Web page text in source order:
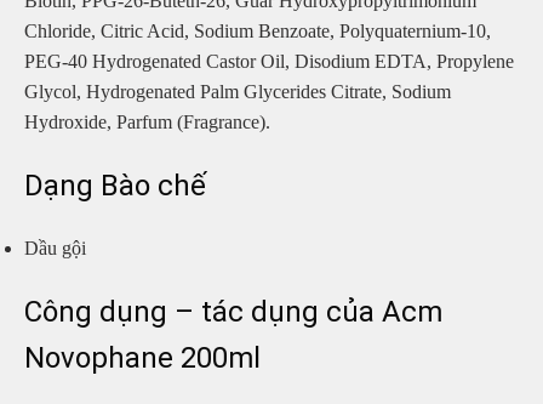
Chloride, Citric Acid, Sodium Benzoate, Polyquaternium-10,
PEG-40 Hydrogenated Castor Oil, Disodium EDTA, Propylene
Glycol, Hydrogenated Palm Glycerides Citrate, Sodium
Hydroxide, Parfum (Fragrance).
Dạng Bào chế
Dầu gội
Công dụng – tác dụng của Acm
Novophane 200ml